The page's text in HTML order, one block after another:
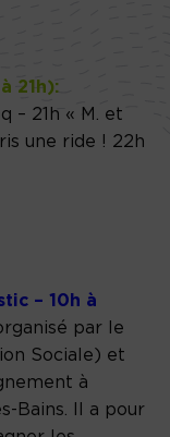
21h):
– 21h « M. et
une ride ! 22h
– 10h à
par le
Sociale) et
à
Bains. Il a pour